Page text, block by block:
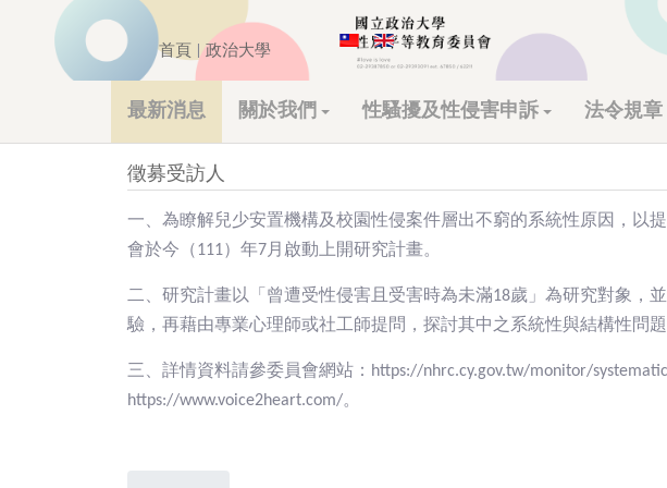
首頁 |政治大學
最新消息 關於我們 性騷擾及性侵害申訴 法令規章
徵募受訪人
一、為瞭解兒少安置機構及校園性侵案件層出不窮的系統性原因，以
會於今（111）年7月啟動上開研究計畫。
二、研究計畫以「曾遭受性侵害且受害時為未滿18歲」為研究對象，
驗，再藉由專業心理師或社工師提問，探討其中之系統性與結構性問題
三、詳情資料請參委員會網站：https://nhrc.cy.gov.tw/monitor/
https://www.voice2heart.com/。